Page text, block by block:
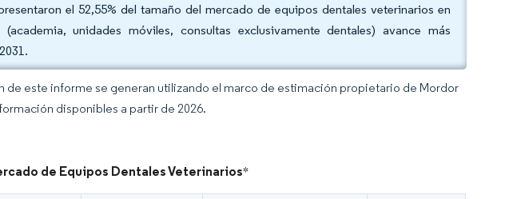
el 52,55% del tamaño del mercado de equipos dentales veterinarios en
unidades móviles, consultas exclusivamente dentales) avance más
de este informe se generan utilizando el marco de estimación propietario de Mordor
disponibles a partir de 2026.
de Equipos Dentales Veterinarios*